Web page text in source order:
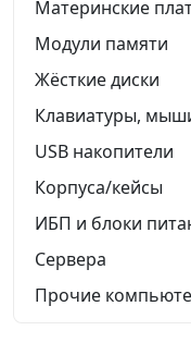
Материнские
Модули памяти
Жёсткие диски
Клавиатуры,
USB накопители
Корпуса/кейсы
ИБП и блоки
Сервера
Прочие